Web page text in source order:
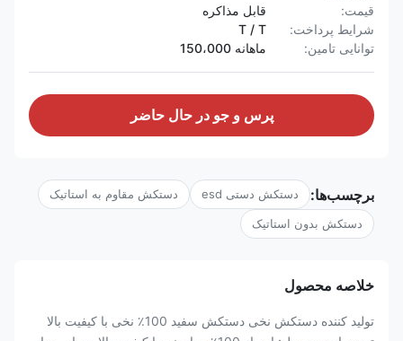
قیمت:
قابل مذاکره
شرایط پرداخت:
T / T
توانایی تامین:
ماهانه 150،000
پرس و جو در حال حاضر
برچسب‌ها: دستکش دستی esd دستکش مقاوم به استاتیک
دستکش بدون استاتیک
خلاصه محصول
تولید کننده دستکش نخی دستکش سفید 100٪ نخی با کیفیت بالا